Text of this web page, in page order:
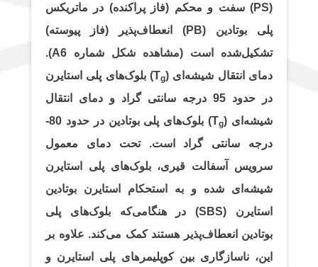
(PS) سفت و محکم (فاز پراکنده) در ماتریکس
پلی بوتادین (PB) انعطاف‌پذیر (فاز پیوسته)
تشکیل‌شده است (مشاهده شکل شماره A6).
دمای انتقال شیشه‌ای (Tg
) بلوک‌های پلی استایرن
در حدود 95 درجه سانتی گراد و دمای انتقال
شیشه‌ای (Tg
درجه سانتی گراد است. تحت دمای معمول
سرویس آسفالت قیری، بلوک‌های پلی استایرن
شیشه‌ای شده و به استحکام استایرن بوتادین
استایرن (SBS) در هنگامی‌که بلوک‌های پلی
بوتادین انعطاف‌پذیر هستند کمک می‌کند. علاوه بر
این، ناسازگاری بین کوپلیمرهای پلی استایرن و